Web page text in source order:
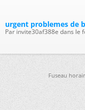
urgent problemes de
Par invite30af388e dans le
Fuseau